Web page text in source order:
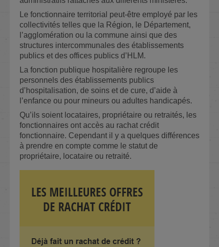
Le fonctionnaire territorial peut-être employé par les
collectivités telles que la Région, le Département,
l’agglomération ou la commune ainsi que des
structures intercommunales des établissements
publics et des offices publics d’HLM.
La fonction publique hospitalière regroupe les
personnels des établissements publics
d’hospitalisation, de soins et de cure, d’aide à
l’enfance ou pour mineurs ou adultes handicapés.
Qu’ils soient locataires, propriétaire ou retraités, les
fonctionnaires ont accès au rachat crédit
fonctionnaire. Cependant il y a quelques différences
à prendre en compte comme le statut de
propriétaire, locataire ou retraité.